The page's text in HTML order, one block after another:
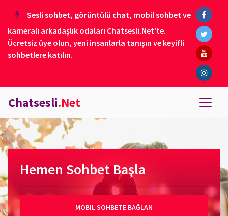
Sesli sohbet, görüntülü chat, mobil sohbet ve
kameralı arkadaşlık odaları Chatsesli.Net'te.
Ücretsiz üye olun, yeni insanlarla tanışın ve keyifli
sohbetlere katılın.
Chatsesli.Net
Hemen Sohbet Başla
MOBIL SOHBETE BAĞLAN